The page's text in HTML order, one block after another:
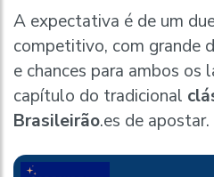
A expectativa é de um
competitivo, com grande
e chances para ambos os
capítulo do tradicional
Brasileirão.es de apostar.